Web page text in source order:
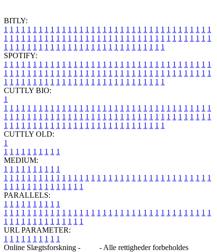
BITLY:
1 1 1 1 1 1 1 1 1 1 1 1 1 1 1 1 1 1 1 1 1 1 1 1 1 1 1 1 1 1 1 1 1 1 1 1
1 1 1 1 1 1 1 1 1 1 1 1 1 1 1 1 1 1 1 1 1 1 1 1 1 1 1 1 1 1 1 1 1 1 1 1
1 1 1 1 1 1 1 1 1 1 1 1 1 1 1 1 1 1 1 1 1 1 1 1 1 1 1 1
SPOTIFY:
1 1 1 1 1 1 1 1 1 1 1 1 1 1 1 1 1 1 1 1 1 1 1 1 1 1 1 1 1 1 1 1 1 1 1 1
1 1 1 1 1 1 1 1 1 1 1 1 1 1 1 1 1 1 1 1 1 1 1 1 1 1 1 1 1 1 1 1 1 1 1 1
1 1 1 1 1 1 1 1 1 1 1 1 1 1 1 1 1 1 1 1 1 1 1 1 1 1 1 1
CUTTLY BIO:
1
1 1 1 1 1 1 1 1 1 1 1 1 1 1 1 1 1 1 1 1 1 1 1 1 1 1 1 1 1 1 1 1 1 1 1 1
1 1 1 1 1 1 1 1 1 1 1 1 1 1 1 1 1 1 1 1 1 1 1 1 1 1 1 1 1 1 1 1 1 1 1 1
1 1 1 1 1 1 1 1 1 1 1 1 1 1 1 1 1 1 1 1 1 1 1 1 1 1 1 1
CUTTLY OLD:
1
1 1 1 1 1 1 1 1 1 1
MEDIUM:
1 1 1 1 1 1 1 1 1 1
1 1 1 1 1 1 1 1 1 1 1 1 1 1 1 1 1 1 1 1 1 1 1 1 1 1 1 1 1 1 1 1 1 1 1 1
1 1 1 1 1 1 1 1 1 1 1 1 1 1
PARALLELS:
1 1 1 1 1 1 1 1 1 1
1 1 1 1 1 1 1 1 1 1 1 1 1 1 1 1 1 1 1 1 1 1 1 1 1 1 1 1 1 1 1 1 1 1 1 1
1 1 1 1 1 1 1 1 1 1 1 1 1 1
URL PARAMETER:
1 1 1 1 1 1 1 1 1 1
Online Slægtsforskning -
- Alle rettigheder forbeholdes